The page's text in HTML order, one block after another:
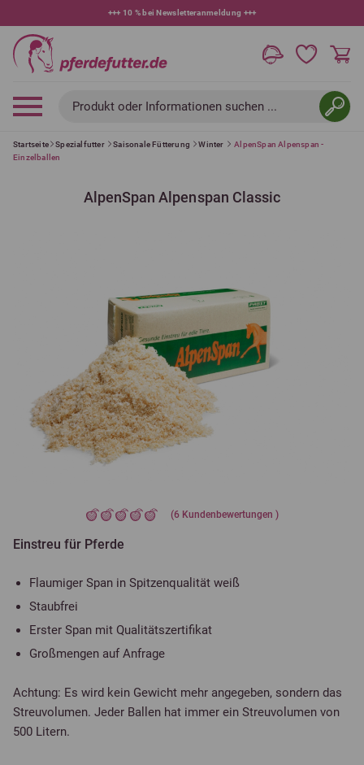
+++ 10 % bei Newsletteranmeldung +++
Produkt oder Informationen suchen ...
Startseite Spezialfutter Saisonale Fütterung Winter
AlpenSpan Alpenspan -
Einzelballen
AlpenSpan Alpenspan Classic
(6 Kundenbewertungen )
Einstreu für Pferde
Flaumiger Span in Spitzenqualität weiß
Staubfrei
Erster Span mit Qualitätszertifikat
Großmengen auf Anfrage
Achtung: Es wird kein Gewicht mehr angegeben, sondern das
Streuvolumen. Jeder Ballen hat immer ein Streuvolumen von
500 Litern.